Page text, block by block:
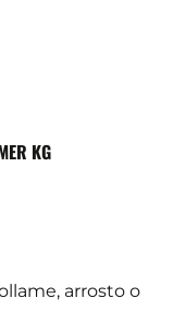
KG
arrosto o